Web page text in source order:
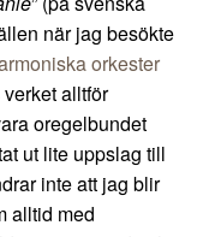
när jag besökte
orkester
alltför
oregelbundet
ut lite uppslag till
inte att jag blir
alltid med